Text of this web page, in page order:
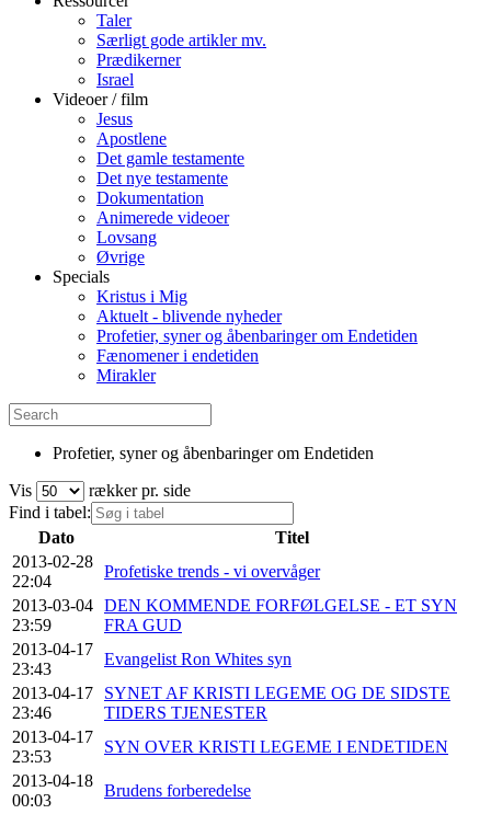
Taler
Særligt gode artikler mv.
Prædikerner
Israel
Videoer / film
Jesus
Apostlene
Det gamle testamente
Det nye testamente
Dokumentation
Animerede videoer
Lovsang
Øvrige
Specials
Kristus i Mig
Aktuelt - blivende nyheder
Profetier, syner og åbenbaringer om Endetiden
Fænomener i endetiden
Mirakler
Profetier, syner og åbenbaringer om Endetiden
Vis
rækker pr. side
Find i tabel:
Dato
Titel
2013-02-28
22:04
Profetiske trends - vi overvåger
2013-03-04
23:59
DEN KOMMENDE FORFØLGELSE - ET SYN
FRA GUD
2013-04-17
23:43
Evangelist Ron Whites syn
2013-04-17
23:46
SYNET AF KRISTI LEGEME OG DE SIDSTE
TIDERS TJENESTER
2013-04-17
23:53
SYN OVER KRISTI LEGEME I ENDETIDEN
2013-04-18
00:03
Brudens forberedelse